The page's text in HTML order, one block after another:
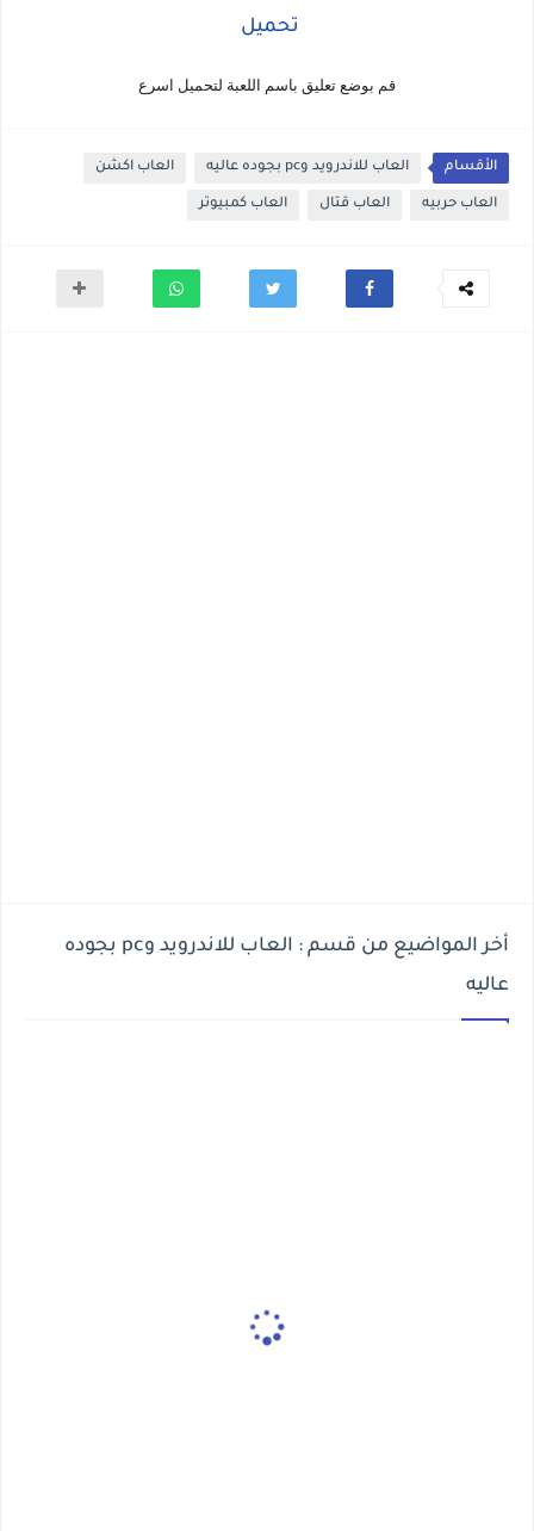
تحميل
قم بوضع تعليق باسم اللعبة لتحميل اسرع
الأقسام العاب للاندرويد وpc بجوده عاليه العاب اكشن
العاب حربيه العاب قتال العاب كمبيوتر
أخر المواضيع من قسم : العاب للاندرويد وpc بجوده
عاليه